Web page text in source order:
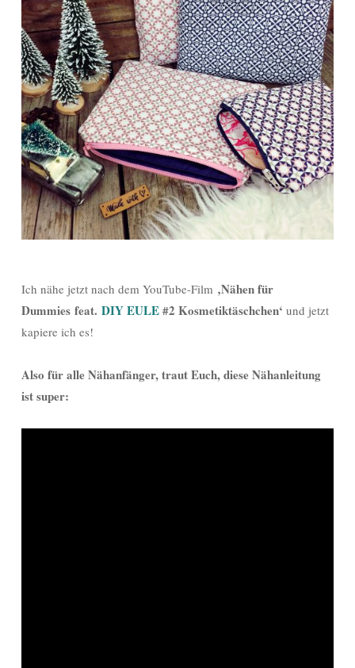
Ich nähe jetzt nach dem YouTube-Film ‚Nähen für
Dummies feat. DIY EULE#2 Kosmetiktäschchen‘ und jetzt
kapiere ich es!
Also für alle Nähanfänger, traut Euch, diese Nähanleitung
ist super: